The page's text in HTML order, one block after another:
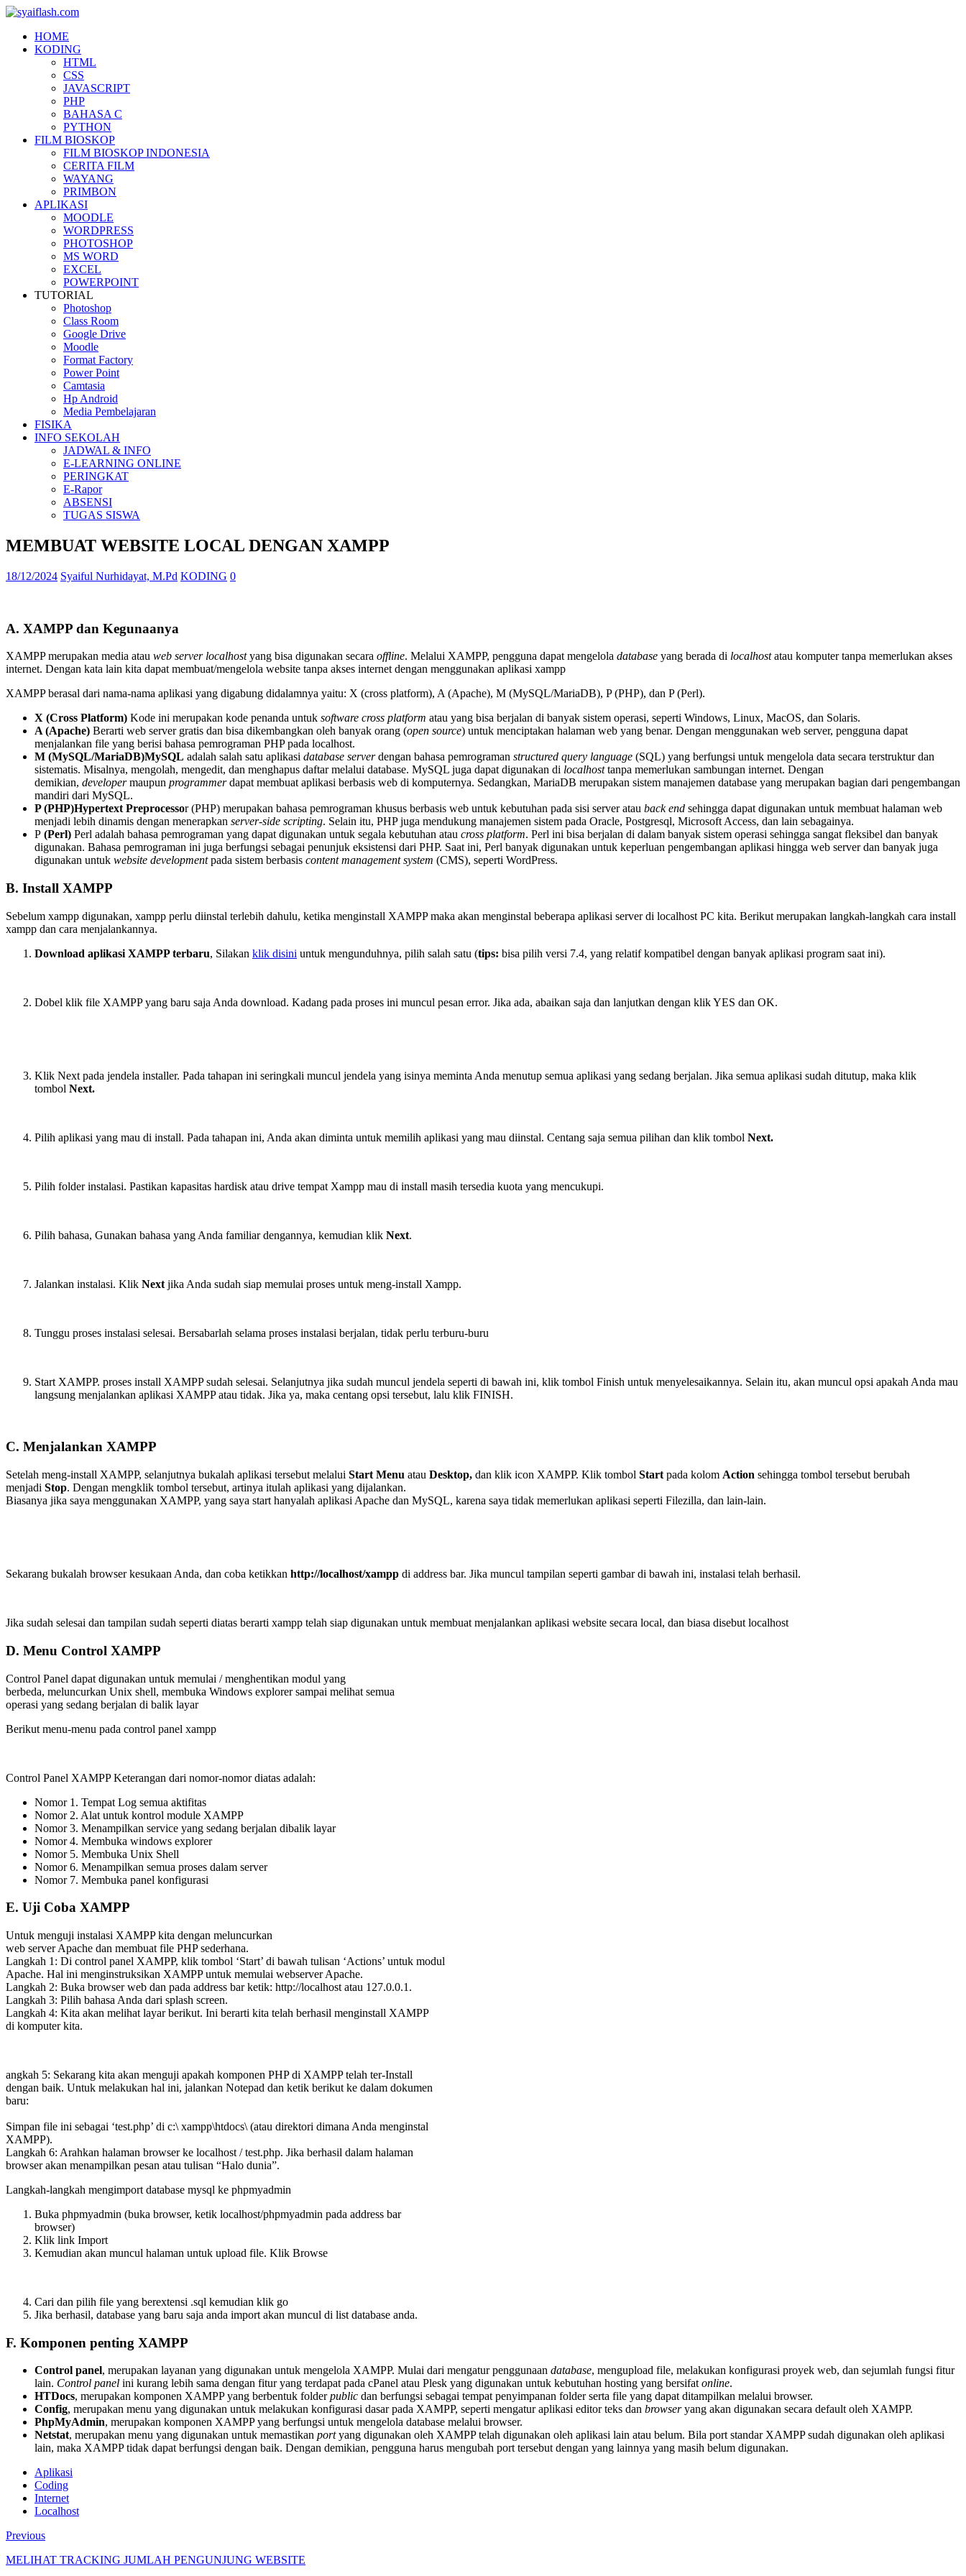
HOME
KODING
HTML
CSS
JAVASCRIPT
PHP
BAHASA C
PYTHON
FILM BIOSKOP
FILM BIOSKOP INDONESIA
CERITA FILM
WAYANG
PRIMBON
APLIKASI
MOODLE
WORDPRESS
PHOTOSHOP
MS WORD
EXCEL
POWERPOINT
TUTORIAL
Photoshop
Class Room
Google Drive
Moodle
Format Factory
Power Point
Camtasia
Hp Android
Media Pembelajaran
FISIKA
INFO SEKOLAH
JADWAL & INFO
E-LEARNING ONLINE
PERINGKAT
E-Rapor
ABSENSI
TUGAS SISWA
MEMBUAT WEBSITE LOCAL DENGAN XAMPP
18/12/2024 Syaiful Nurhidayat, M.Pd KODING 0
A. XAMPP dan Kegunaanya
XAMPP merupakan media atau web server localhostyang bisa digunakan secara offline. Melalui XAMPP, pengguna dapat mengelola database yang berada di localhostatau komputer tanpa memerlukan akses
internet. Dengan kata lain kita dapat membuat/mengelola website tanpa akses internet dengan menggunakan aplikasi xampp
XAMPP berasal dari nama-nama aplikasi yang digabung didalamnya yaitu: X (cross platform), A (Apache), M (MySQL/MariaDB), P (PHP), dan P (Perl).
X (Cross Platform) Kode ini merupakan kode penanda untuk software cross platform atau yang bisa berjalan di banyak sistem operasi, seperti Windows, Linux, MacOS, dan Solaris.
A (Apache) Berarti web server gratis dan bisa dikembangkan oleh banyak orang (open source) untuk menciptakan halaman web yang benar. Dengan menggunakan web server, pengguna dapat
menjalankan file yang berisi bahasa pemrograman PHP pada localhost.
M (MySQL/MariaDB)MySQL adalah salah satu aplikasi database serverdengan bahasa pemrograman structured query language (SQL) yang berfungsi untuk mengelola data secara terstruktur dan
sistematis. Misalnya, mengolah, mengedit, dan menghapus daftar melalui database. MySQL juga dapat digunakan di localhosttanpa memerlukan sambungan internet. Dengan
demikian, developermaupun programmerdapat membuat aplikasi berbasis web di komputernya. Sedangkan, MariaDB merupakan sistem manajemen database yang merupakan bagian dari pengembangan
mandiri dari MySQL.
P (PHP)Hypertext Preprocessor (PHP) merupakan bahasa pemrograman khusus berbasis web untuk kebutuhan pada sisi server atau back end sehingga dapat digunakan untuk membuat halaman web
menjadi lebih dinamis dengan menerapkan server-side scripting. Selain itu, PHP juga mendukung manajemen sistem pada Oracle, Postgresql, Microsoft Access, dan lain sebagainya.
P (Perl) Perl adalah bahasa pemrograman yang dapat digunakan untuk segala kebutuhan atau cross platform. Perl ini bisa berjalan di dalam banyak sistem operasi sehingga sangat fleksibel dan banyak
digunakan. Bahasa pemrograman ini juga berfungsi sebagai penunjuk eksistensi dari PHP. Saat ini, Perl banyak digunakan untuk keperluan pengembangan aplikasi hingga web server dan banyak juga
digunakan untuk website developmentpada sistem berbasis content management system (CMS), seperti WordPress.
B. Install XAMPP
Sebelum xampp digunakan, xampp perlu diinstal terlebih dahulu, ketika menginstall XAMPP maka akan menginstal beberapa aplikasi server di localhost PC kita. Berikut merupakan langkah-langkah cara install
xampp dan cara menjalankannya.
Download aplikasi XAMPP terbaru, Silakan klik disini untuk mengunduhnya, pilih salah satu (tips: bisa pilih versi 7.4, yang relatif kompatibel dengan banyak aplikasi program saat ini).
Dobel klik file XAMPP yang baru saja Anda download. Kadang pada proses ini muncul pesan error. Jika ada, abaikan saja dan lanjutkan dengan klik YES dan OK.
Klik Next pada jendela installer. Pada tahapan ini seringkali muncul jendela yang isinya meminta Anda menutup semua aplikasi yang sedang berjalan. Jika semua aplikasi sudah ditutup, maka klik
tombol Next.
Pilih aplikasi yang mau di install. Pada tahapan ini, Anda akan diminta untuk memilih aplikasi yang mau diinstal. Centang saja semua pilihan dan klik tombol Next.
Pilih folder instalasi. Pastikan kapasitas hardisk atau drive tempat Xampp mau di install masih tersedia kuota yang mencukupi.
Pilih bahasa, Gunakan bahasa yang Anda familiar dengannya, kemudian klik Next.
Jalankan instalasi. Klik Next jika Anda sudah siap memulai proses untuk meng-install Xampp.
Tunggu proses instalasi selesai. Bersabarlah selama proses instalasi berjalan, tidak perlu terburu-buru
Start XAMPP. proses install XAMPP sudah selesai. Selanjutnya jika sudah muncul jendela seperti di bawah ini, klik tombol Finish untuk menyelesaikannya. Selain itu, akan muncul opsi apakah Anda mau
langsung menjalankan aplikasi XAMPP atau tidak. Jika ya, maka centang opsi tersebut, lalu klik FINISH.
C. Menjalankan XAMPP
Setelah meng-install XAMPP, selanjutnya bukalah aplikasi tersebut melalui Start Menu atau Desktop, dan klik icon XAMPP. Klik tombol Start pada kolom Action sehingga tombol tersebut berubah
menjadi Stop. Dengan mengklik tombol tersebut, artinya itulah aplikasi yang dijalankan.
Biasanya jika saya menggunakan XAMPP, yang saya start hanyalah aplikasi Apache dan MySQL, karena saya tidak memerlukan aplikasi seperti Filezilla, dan lain-lain.
Sekarang bukalah browser kesukaan Anda, dan coba ketikkan http://localhost/xampp di address bar. Jika muncul tampilan seperti gambar di bawah ini, instalasi telah berhasil.
Jika sudah selesai dan tampilan sudah seperti diatas berarti xampp telah siap digunakan untuk membuat menjalankan aplikasi website secara local, dan biasa disebut localhost
D. Menu Control XAMPP
Control Panel dapat digunakan untuk memulai / menghentikan modul yang
berbeda, meluncurkan Unix shell, membuka Windows explorer sampai melihat semua
operasi yang sedang berjalan di balik layar
Berikut menu-menu pada control panel xampp
Control Panel XAMPP Keterangan dari nomor-nomor diatas adalah:
Nomor 1. Tempat Log semua aktifitas
Nomor 2. Alat untuk kontrol module XAMPP
Nomor 3. Menampilkan service yang sedang berjalan dibalik layar
Nomor 4. Membuka windows explorer
Nomor 5. Membuka Unix Shell
Nomor 6. Menampilkan semua proses dalam server
Nomor 7. Membuka panel konfigurasi
E. Uji Coba XAMPP
Untuk menguji instalasi XAMPP kita dengan meluncurkan
web server Apache dan membuat file PHP sederhana.
Langkah 1: Di control panel XAMPP, klik tombol ‘Start’ di bawah tulisan ‘Actions’ untuk modul
Apache. Hal ini menginstruksikan XAMPP untuk memulai webserver Apache.
Langkah 2: Buka browser web dan pada address bar ketik: http://localhost atau 127.0.0.1.
Langkah 3: Pilih bahasa Anda dari splash screen.
Langkah 4: Kita akan melihat layar berikut. Ini berarti kita telah berhasil menginstall XAMPP
di komputer kita.
angkah 5: Sekarang kita akan menguji apakah komponen PHP di XAMPP telah ter-Install
dengan baik. Untuk melakukan hal ini, jalankan Notepad dan ketik berikut ke dalam dokumen
baru:
Simpan file ini sebagai ‘test.php’ di c:\ xampp\htdocs\ (atau direktori dimana Anda menginstal
XAMPP).
Langkah 6: Arahkan halaman browser ke localhost / test.php. Jika berhasil dalam halaman
browser akan menampilkan pesan atau tulisan “Halo dunia”.
Langkah-langkah mengimport database mysql ke phpmyadmin
Buka phpmyadmin (buka browser, ketik localhost/phpmyadmin pada address bar
browser)
Klik link Import
Kemudian akan muncul halaman untuk upload file. Klik Browse
Cari dan pilih file yang berextensi .sql kemudian klik go
Jika berhasil, database yang baru saja anda import akan muncul di list database anda.
F. Komponen penting XAMPP
Control panel, merupakan layanan yang digunakan untuk mengelola XAMPP. Mulai dari mengatur penggunaan database, mengupload file, melakukan konfigurasi proyek web, dan sejumlah fungsi fitur
lain. Control panel ini kurang lebih sama dengan fitur yang terdapat pada cPanel atau Plesk yang digunakan untuk kebutuhan hosting yang bersifatonline.
HTDocs, merupakan komponen XAMPP yang berbentuk folderpublic dan berfungsi sebagai tempat penyimpanan folder serta file yang dapat ditampilkan melalui browser.
Config, merupakan menu yang digunakan untuk melakukan konfigurasi dasar pada XAMPP, seperti mengatur aplikasi editor teks dan browseryang akan digunakan secara default oleh XAMPP.
PhpMyAdmin, merupakan komponen XAMPP yang berfungsi untuk mengelola database melalui browser.
Netstat, merupakan menu yang digunakan untuk memastikan portyang digunakan oleh XAMPP telah digunakan oleh aplikasi lain atau belum. Bila port standar XAMPP sudah digunakan oleh aplikasi
lain, maka XAMPP tidak dapat berfungsi dengan baik. Dengan demikian, pengguna harus mengubah port tersebut dengan yang lainnya yang masih belum digunakan.
Aplikasi
Coding
Internet
Localhost
Previous
MELIHAT TRACKING JUMLAH PENGUNJUNG WEBSITE